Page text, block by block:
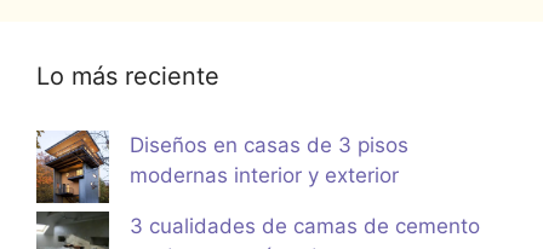
Lo más reciente
Diseños en casas de 3 pisos
modernas interior y exterior
3 cualidades de camas de cemento